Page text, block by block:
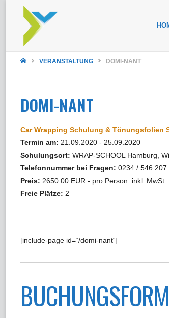
STARTSEITE
VERANSTALTUNG DOMI-NANT
DOMI-NANT
Car Wrapping Schulung & Tönungsfolien
Termin am: 21.09.2020 - 25.09.2020
Schulungsort: WRAP-SCHOOL Hamburg,
Telefonnummer bei Fragen: 0234 / 546 207
Preis: 2650.00 EUR - pro Person. inkl. MwSt.
Freie Plätze: 2
[include-page id=“/domi-nant“]